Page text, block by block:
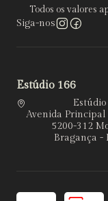
Todos os valores
Siga-nos
Estúdio 166
Avenida Principal
5200-312
Bragança -